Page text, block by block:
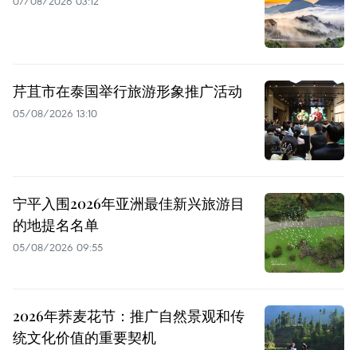
芹苴市在泰国举行旅游形象推广活动
05/08/2026 13:10
宁平入围2026年亚洲最佳新兴旅游目
的地提名名单
05/08/2026 09:55
2026年荞麦花节：推广自然景观和传
统文化价值的重要契机